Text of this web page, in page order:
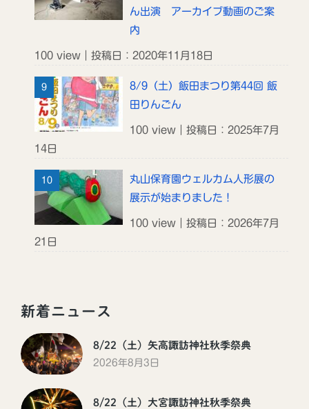
ん出演 アーカイブ動画のご案
内
100 view｜投稿日：2020年11月18日
8/9（土）飯田まつり第44回 飯
田りんごん
100 view｜投稿日：2025年7月
14日
丸山保育園ウェルカム人形展の
展示が始まりました！
100 view｜投稿日：2026年7月
21日
新着ニュース
8/22（土）矢高諏訪神社秋季祭典
2026年8月3日
8/22（土）大宮諏訪神社秋季祭典